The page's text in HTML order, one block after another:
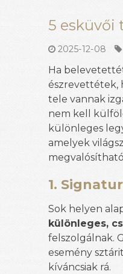
5 esküvői
2025-12-08
Ha
észrevettétek,
tele vannak
nem kell
különleges
amelyek
1.
Sok helyen
különleges,
felszolgálnak.
esemény
kíváncsiak rá.